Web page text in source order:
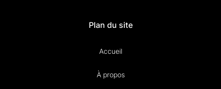
Plan du site
Accueil
À propos